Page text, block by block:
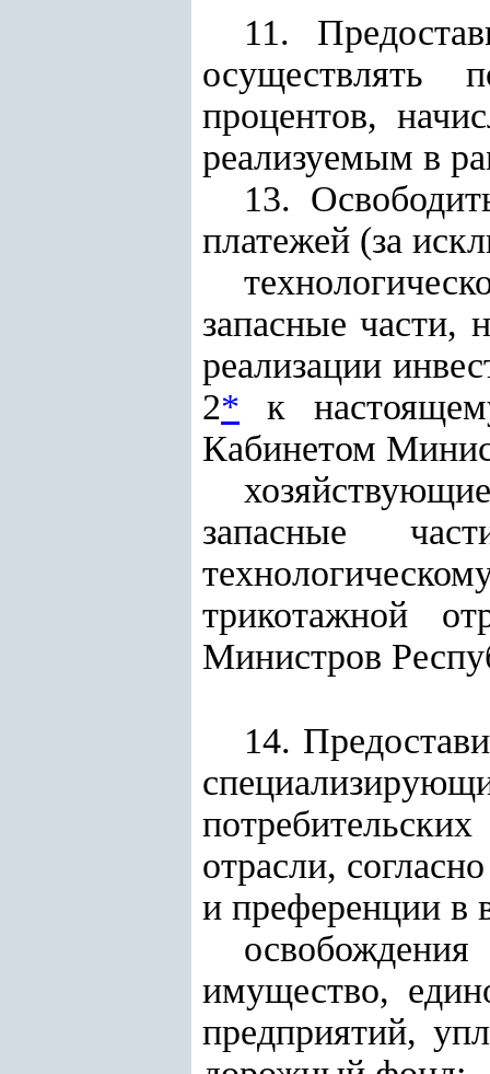
11.
осуществлять
процентов,
реализуемым в
13.
платежей (за
запасные части,
реализации
2* к
Кабинетом
запасные
трикотажной
Министров
14.
отрасли,
и преференции в
имущество,
предприятий,